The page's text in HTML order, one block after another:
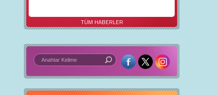
TÜM HABERLER